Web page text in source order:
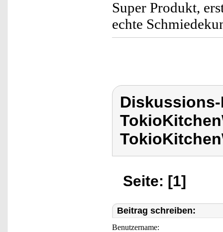
Super Produkt,
echte
Seite: [1]
Beitrag schreiben:
Benutzername: